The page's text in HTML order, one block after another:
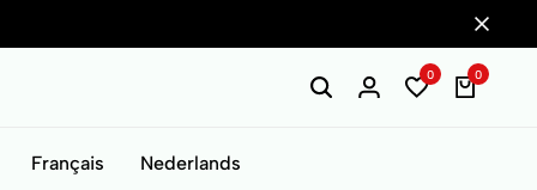
0 0
Français Nederlands